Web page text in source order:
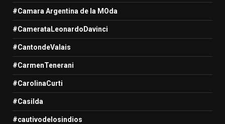
#Camara Argentina de la MOda
#CamerataLeonardoDavinci
#CantondeValais
#CarmenTenerani
#CarolinaCurti
#Casilda
#cautivodelosindios